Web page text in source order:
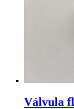
Válvula